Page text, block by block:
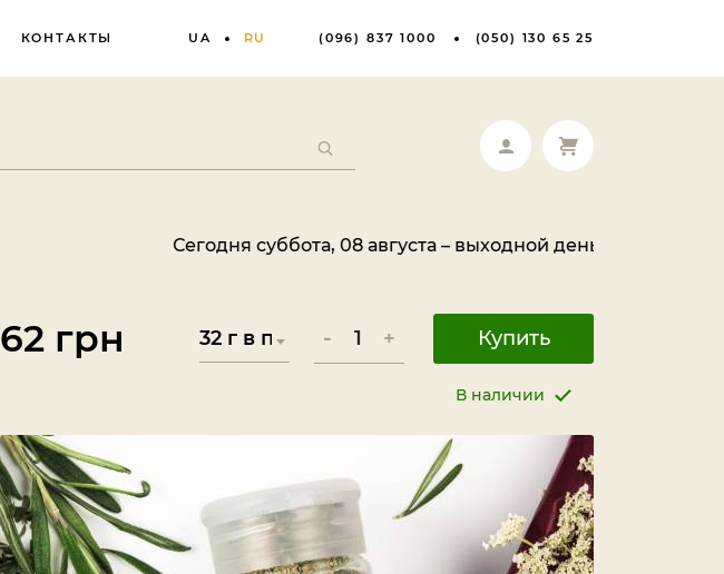
КОНТАКТЫ UA RU (096) 837 1000 (050) 130 65 25
Сегодня суббота, 08 августа – выходной день. Ваш заказ будет
62 грн - + Купить
В наличии